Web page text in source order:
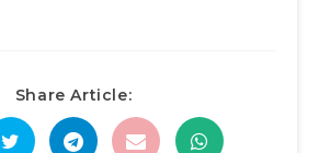
Share Article: